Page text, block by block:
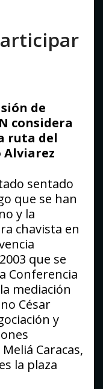
de
considera
ruta del
Alviarez
sentado
que se han
y la
chavista en
que se
Conferencia
mediación
César
y
Caracas,
la plaza